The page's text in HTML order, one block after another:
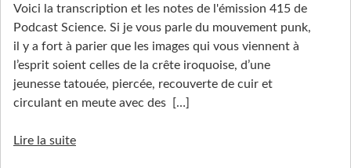
Voici la transcription et les notes de l'émission 415 de
Podcast Science. Si je vous parle du mouvement punk,
il y a fort à parier que les images qui vous viennent à
l’esprit soient celles de la crête iroquoise, d’une
jeunesse tatouée, piercée, recouverte de cuir et
circulant en meute avec des
[…]
Lire la suite